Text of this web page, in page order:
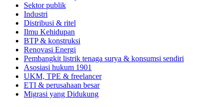
Sektor publik
Industri
Distribusi & ritel
Ilmu Kehidupan
BTP & konstruksi
Renovasi Energi
Pembangkit listrik tenaga surya & konsumsi sendiri
Asosiasi hukum 1901
UKM, TPE & freelancer
ETI & perusahaan besar
Migrasi yang Didukung